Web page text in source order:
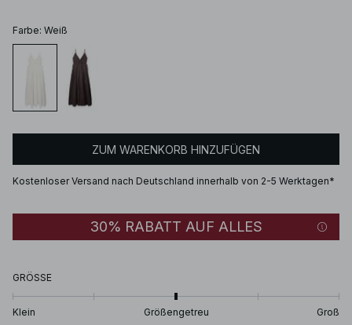
Farbe: Weiß
ZUM WARENKORB HINZUFÜGEN
Kostenloser Versand nach Deutschland innerhalb von 2-5 Werktagen*
30% RABATT AUF ALLES
GRÖSSE
Klein Größengetreu Groß